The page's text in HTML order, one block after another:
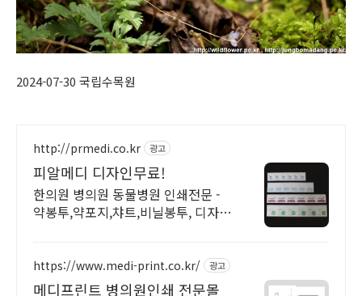
2024-07-30 국립수목원
http://prmedi.co.kr 광고
피알메디 디자인무료!
한의원 병의원 동물병원 인쇄전문 -
약봉투,약포지,챠트,비닐봉투, 디자인
https://www.medi-print.co.kr/ 광고
메디프린트 병의원인쇄 전문몰